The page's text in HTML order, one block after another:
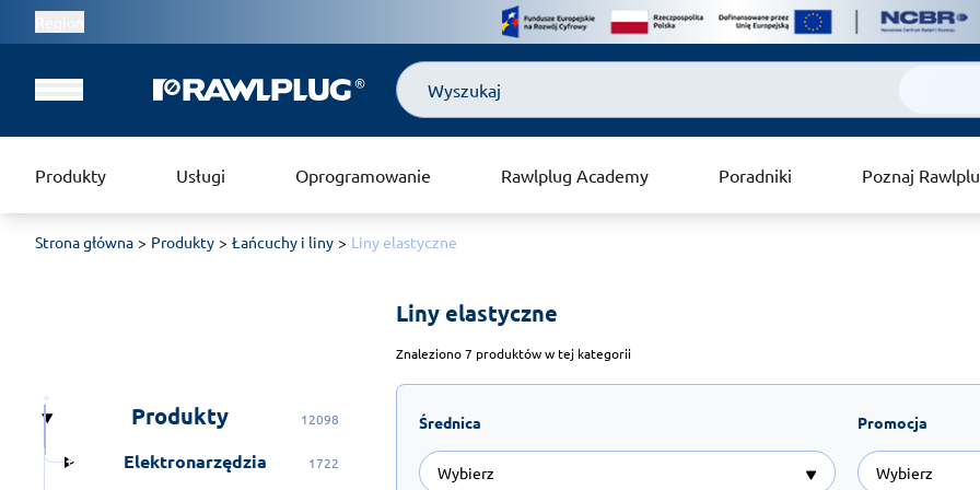
Szukaj
Produkty Usługi Oprogramowanie Rawlplug Academy Poradniki Poznaj
Strona główna Produkty Łańcuchy i liny Liny elastyczne
Produkty 12098
Elektronarzędzia 1722
Liny elastyczne
Znaleziono 7 produktów w tej kategorii
Średnica
Wybierz
Promocja